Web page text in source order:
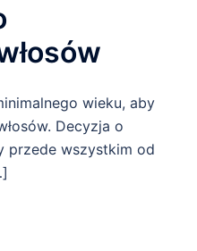
wieku, aby
Decyzja o
przede wszystkim od